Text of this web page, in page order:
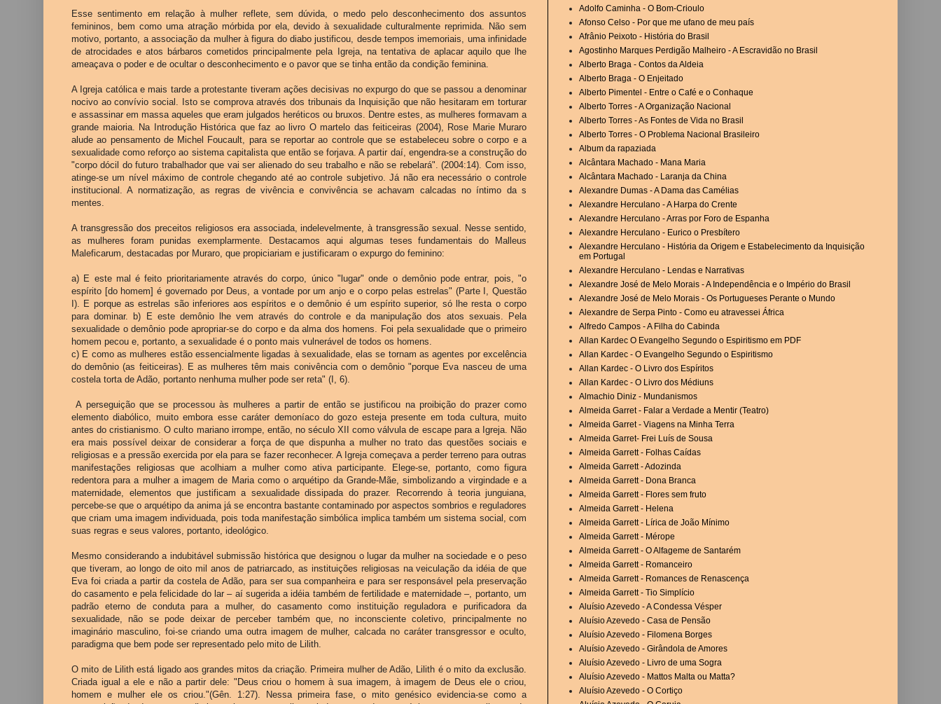
Esse sentimento em relação à mulher reflete, sem dúvida, o medo pelo desconhecimento dos assuntos
femininos, bem como uma atração mórbida por ela, devido à sexualidade culturalmente reprimida. Não sem
motivo, portanto, a associação da mulher à figura do diabo justificou, desde tempos imemoriais, uma infinidade
de atrocidades e atos bárbaros cometidos principalmente pela Igreja, na tentativa de aplacar aquilo que lhe
ameaçava o poder e de ocultar o desconhecimento e o pavor que se tinha então da condição feminina.
A Igreja católica e mais tarde a protestante tiveram ações decisivas no expurgo do que se passou a denominar
nocivo ao convívio social. Isto se comprova através dos tribunais da Inquisição que não hesitaram em torturar
e assassinar em massa aqueles que eram julgados heréticos ou bruxos. Dentre estes, as mulheres formavam a
grande maioria. Na Introdução Histórica que faz ao livro O martelo das feiticeiras (2004), Rose Marie Muraro
alude ao pensamento de Michel Foucault, para se reportar ao controle que se estabeleceu sobre o corpo e a
sexualidade como reforço ao sistema capitalista que então se forjava. A partir daí, engendra-se a construção do
"corpo dócil do futuro trabalhador que vai ser alienado do seu trabalho e não se rebelará". (2004:14). Com isso,
atinge-se um nível máximo de controle chegando até ao controle subjetivo. Já não era necessário o controle
institucional. A normatização, as regras de vivência e convivência se achavam calcadas no íntimo da s
mentes.
A transgressão dos preceitos religiosos era associada, indelevelmente, à transgressão sexual. Nesse sentido,
as mulheres foram punidas exemplarmente. Destacamos aqui algumas teses fundamentais do Malleus
Maleficarum, destacadas por Muraro, que propiciariam e justificaram o expurgo do feminino:
a) E este mal é feito prioritariamente através do corpo, único "lugar" onde o demônio pode entrar, pois, "o
espírito [do homem] é governado por Deus, a vontade por um anjo e o corpo pelas estrelas" (Parte I, Questão
I). E porque as estrelas são inferiores aos espíritos e o demônio é um espírito superior, só lhe resta o corpo
para dominar. b) E este demônio lhe vem através do controle e da manipulação dos atos sexuais. Pela
sexualidade o demônio pode apropriar-se do corpo e da alma dos homens. Foi pela sexualidade que o primeiro
homem pecou e, portanto, a sexualidade é o ponto mais vulnerável de todos os homens.
c) E como as mulheres estão essencialmente ligadas à sexualidade, elas se tornam as agentes por excelência
do demônio (as feiticeiras). E as mulheres têm mais conivência com o demônio "porque Eva nasceu de uma
costela torta de Adão, portanto nenhuma mulher pode ser reta" (I, 6).
A perseguição que se processou às mulheres a partir de então se justificou na proibição do prazer como
elemento diabólico, muito embora esse caráter demoníaco do gozo esteja presente em toda cultura, muito
antes do cristianismo. O culto mariano irrompe, então, no século XII como válvula de escape para a Igreja. Não
era mais possível deixar de considerar a força de que dispunha a mulher no trato das questões sociais e
religiosas e a pressão exercida por ela para se fazer reconhecer. A Igreja começava a perder terreno para outras
manifestações religiosas que acolhiam a mulher como ativa participante. Elege-se, portanto, como figura
redentora para a mulher a imagem de Maria como o arquétipo da Grande-Mãe, simbolizando a virgindade e a
maternidade, elementos que justificam a sexualidade dissipada do prazer. Recorrendo à teoria junguiana,
percebe-se que o arquétipo da anima já se encontra bastante contaminado por aspectos sombrios e reguladores
que criam uma imagem individuada, pois toda manifestação simbólica implica também um sistema social, com
suas regras e seus valores, portanto, ideológico.
Mesmo considerando a indubitável submissão histórica que designou o lugar da mulher na sociedade e o peso
que tiveram, ao longo de oito mil anos de patriarcado, as instituições religiosas na veiculação da idéia de que
Eva foi criada a partir da costela de Adão, para ser sua companheira e para ser responsável pela preservação
do casamento e pela felicidade do lar – aí sugerida a idéia também de fertilidade e maternidade –, portanto, um
padrão eterno de conduta para a mulher, do casamento como instituição reguladora e purificadora da
sexualidade, não se pode deixar de perceber também que, no inconsciente coletivo, principalmente no
imaginário masculino, foi-se criando uma outra imagem de mulher, calcada no caráter transgressor e oculto,
paradigma que bem pode ser representado pelo mito de Lilith.
O mito de Lilith está ligado aos grandes mitos da criação. Primeira mulher de Adão, Lilith é o mito da exclusão.
Criada igual a ele e não a partir dele: "Deus criou o homem à sua imagem, à imagem de Deus ele o criou,
homem e mulher ele os criou."(Gên. 1:27). Nessa primeira fase, o mito genésico evidencia-se como a
Adolfo Caminha - O Bom-Crioulo
Afonso Celso - Por que me ufano de meu país
Afrânio Peixoto - História do Brasil
Agostinho Marques Perdigão Malheiro - A Escravidão no Brasil
Alberto Braga - Contos da Aldeia
Alberto Braga - O Enjeitado
Alberto Pimentel - Entre o Café e o Conhaque
Alberto Torres - A Organização Nacional
Alberto Torres - As Fontes de Vida no Brasil
Alberto Torres - O Problema Nacional Brasileiro
Album da rapaziada
Alcântara Machado - Mana Maria
Alcântara Machado - Laranja da China
Alexandre Dumas - A Dama das Camélias
Alexandre Herculano - A Harpa do Crente
Alexandre Herculano - Arras por Foro de Espanha
Alexandre Herculano - Eurico o Presbítero
Alexandre Herculano - História da Origem e Estabelecimento da Inquisição
em Portugal
Alexandre Herculano - Lendas e Narrativas
Alexandre José de Melo Morais - A Independência e o Império do Brasil
Alexandre José de Melo Morais - Os Portugueses Perante o Mundo
Alexandre de Serpa Pinto - Como eu atravessei África
Alfredo Campos - A Filha do Cabinda
Allan Kardec O Evangelho Segundo o Espiritismo em PDF
Allan Kardec - O Evangelho Segundo o Espiritismo
Allan Kardec - O Livro dos Espíritos
Allan Kardec - O Livro dos Médiuns
Almachio Diniz - Mundanismos
Almeida Garret - Falar a Verdade a Mentir (Teatro)
Almeida Garret - Viagens na Minha Terra
Almeida Garret- Frei Luís de Sousa
Almeida Garrett - Folhas Caídas
Almeida Garrett - Adozinda
Almeida Garrett - Dona Branca
Almeida Garrett - Flores sem fruto
Almeida Garrett - Helena
Almeida Garrett - Lírica de João Mínimo
Almeida Garrett - Mérope
Almeida Garrett - O Alfageme de Santarém
Almeida Garrett - Romanceiro
Almeida Garrett - Romances de Renascença
Almeida Garrett - Tio Simplício
Aluísio Azevedo - A Condessa Vésper
Aluísio Azevedo - Casa de Pensão
Aluísio Azevedo - Filomena Borges
Aluísio Azevedo - Girândola de Amores
Aluísio Azevedo - Livro de uma Sogra
Aluísio Azevedo - Mattos Malta ou Matta?
Aluísio Azevedo - O Cortiço